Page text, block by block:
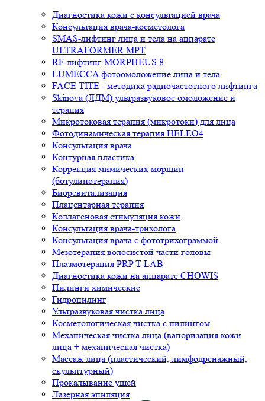
Диагностика кожи с консультацией врача
Консультация врача-косметолога
SMAS-лифтинг лица и тела на аппарате
ULTRAFORMER MPT
RF-лифтинг MORPHEUS 8
LUMECCA фотоомоложение лица и тела
FACE TITE - методика радиочастотного лифтинга
Skinova (ЛДМ) ультразвуковое омоложение и
терапия
Микротоковая терапия (микротоки) для лица
Фотодинамическая терапия HELEO4
Консультация врача
Контурная пластика
Коррекция мимических морщин
(ботулинотерапия)
Биоревитализация
Плацентарная терапия
Коллагеновая стимуляция кожи
Консультация врача-трихолога
Консультация врача с фототрихограммой
Мезотерапия волосистой части головы
Плазмотерапия PRP T-LAB
Диагностика кожи на аппарате CHOWIS
Пилинги химические
Гидропилинг
Ультразвуковая чистка лица
Косметологическая чистка с пилингом
Механическая чистка лица (вапоризация кожи
лица + механическая чистка)
Массаж лица (пластический, лимфодренажный,
скульптурный)
Прокалывание ушей
Лазерная эпиляция